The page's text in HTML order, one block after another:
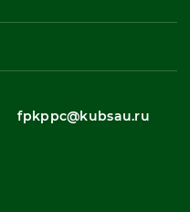
fpkppc@kubsau.ru